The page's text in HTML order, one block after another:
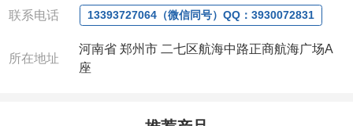
联系人: 沈晓东(欢迎致电,或QQ、微信联系)
联系电话 13393727064（微信同号）QQ：3930072831
所在地址
河南省 郑州市 二七区航海中路正商航海广场A
座